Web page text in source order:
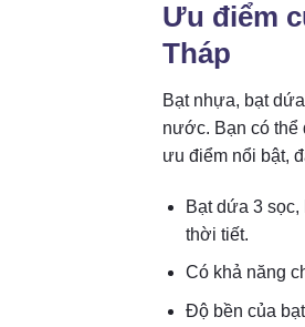
Ưu điểm
Tháp
Bạt nhựa, bạt
nước. Bạn có thể
ưu điểm nổi bật,
Bạt dứa 3
thời tiết.
Có khả năng
Độ bền của